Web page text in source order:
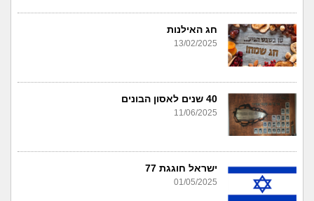
חג האילנות
13/02/2025
40 שנים לאסון הבונים
11/06/2025
ישראל חוגגת 77
01/05/2025